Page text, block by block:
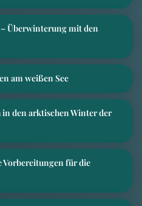
– Überwinterung mit den
am weißen See
in den arktischen Winter der
Vorbereitungen für die